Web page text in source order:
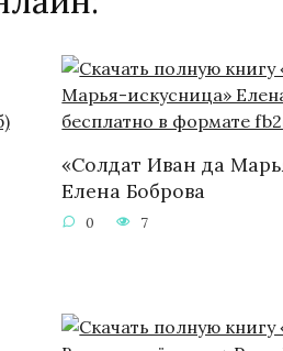
«Солдат Иван да
Елена Боброва
0 7